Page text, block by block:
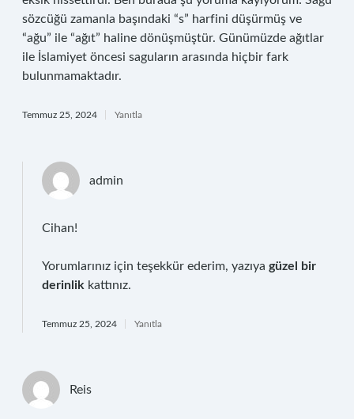
sözcüğü zamanla başındaki “s” harfini düşürmüş ve
“ağu” ile “ağıt” haline dönüşmüştür. Günümüzde ağıtlar
ile İslamiyet öncesi saguların arasında hiçbir fark
bulunmamaktadır.
Temmuz 25, 2024 Yanıtla
admin
Cihan!
Yorumlarınız için teşekkür ederim, yazıya güzel bir
derinlik kattınız.
Temmuz 25, 2024 Yanıtla
Reis